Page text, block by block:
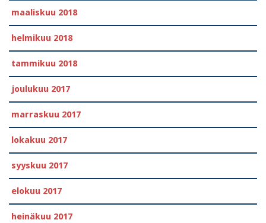
maaliskuu 2018
helmikuu 2018
tammikuu 2018
joulukuu 2017
marraskuu 2017
lokakuu 2017
syyskuu 2017
elokuu 2017
heinäkuu 2017